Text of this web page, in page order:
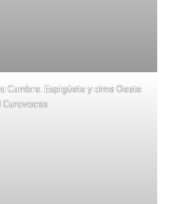
Cumbre. Espigüete y cima Oeste
Curavacas